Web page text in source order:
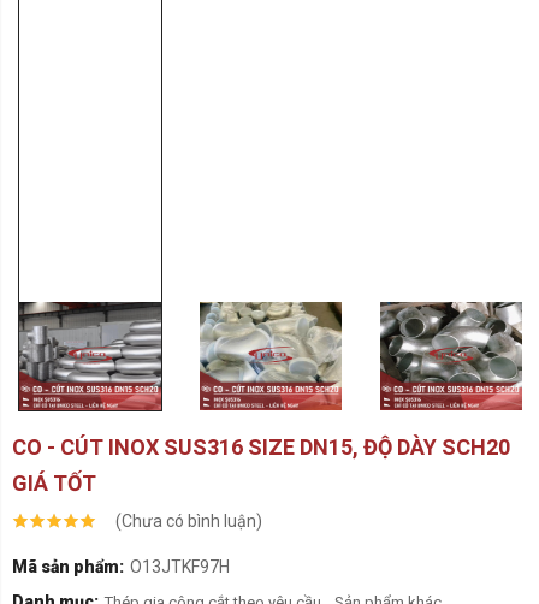
CO - CÚT INOX SUS316 SIZE DN15, ĐỘ DÀY SCH20
GIÁ TỐT
(Chưa có bình luận)
Mã sản phẩm: O13JTKF97H